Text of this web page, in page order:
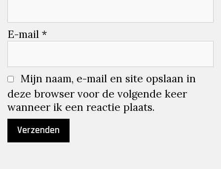
E-mail *
Mijn naam, e-mail en site opslaan in
deze browser voor de volgende keer
wanneer ik een reactie plaats.